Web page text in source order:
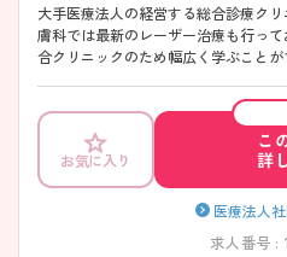
大手医療法人の経営する総合診療ク
膚科では最新のレーザー治療も行って
合クリニックのため幅広く学ぶことが
リニックで幅広く学びたい＆プライ
の求人です！
お気に入り
こ
詳
医療法人
求人番号 :